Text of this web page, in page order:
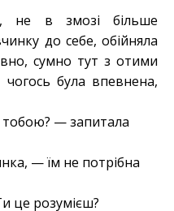
не в змозі більше
до себе, обійняла
сумно тут з отими
була впевнена,
— запитала
— їм не потрібна
це розумієш?